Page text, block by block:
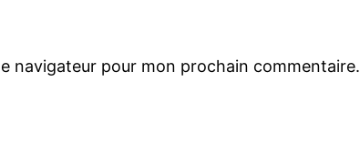
navigateur pour mon prochain commentaire.